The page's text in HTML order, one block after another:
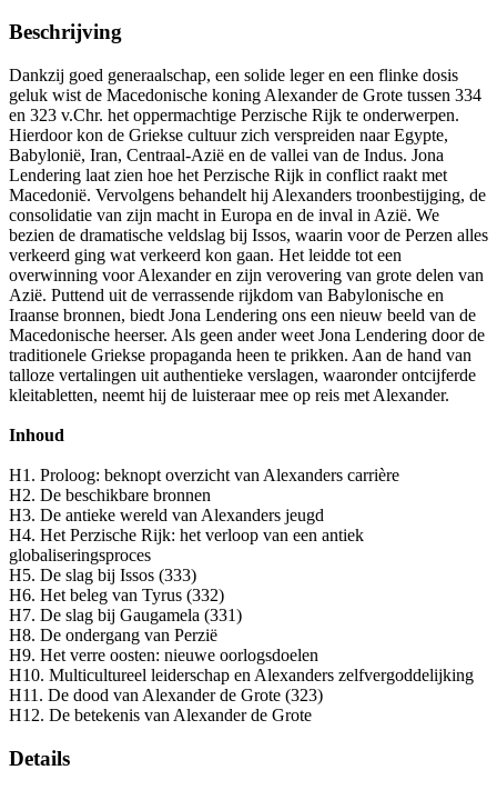
Beschrijving
Dankzij goed generaalschap, een solide leger en een flinke dosis
geluk wist de Macedonische koning Alexander de Grote tussen 334
en 323 v.Chr. het oppermachtige Perzische Rijk te onderwerpen.
Hierdoor kon de Griekse cultuur zich verspreiden naar Egypte,
Babylonië, Iran, Centraal-Azië en de vallei van de Indus. Jona
Lendering laat zien hoe het Perzische Rijk in conflict raakt met
Macedonië. Vervolgens behandelt hij Alexanders troonbestijging, de
consolidatie van zijn macht in Europa en de inval in Azië. We
bezien de dramatische veldslag bij Issos, waarin voor de Perzen alles
verkeerd ging wat verkeerd kon gaan. Het leidde tot een
overwinning voor Alexander en zijn verovering van grote delen van
Azië. Puttend uit de verrassende rijkdom van Babylonische en
Iraanse bronnen, biedt Jona Lendering ons een nieuw beeld van de
Macedonische heerser. Als geen ander weet Jona Lendering door de
traditionele Griekse propaganda heen te prikken. Aan de hand van
talloze vertalingen uit authentieke verslagen, waaronder ontcijferde
kleitabletten, neemt hij de luisteraar mee op reis met Alexander.
Inhoud
H1. Proloog: beknopt overzicht van Alexanders carrière
H2. De beschikbare bronnen
H3. De antieke wereld van Alexanders jeugd
H4. Het Perzische Rijk: het verloop van een antiek
globaliseringsproces
H5. De slag bij Issos (333)
H6. Het beleg van Tyrus (332)
H7. De slag bij Gaugamela (331)
H8. De ondergang van Perzië
H9. Het verre oosten: nieuwe oorlogsdoelen
H10. Multicultureel leiderschap en Alexanders zelfvergoddelijking
H11. De dood van Alexander de Grote (323)
H12. De betekenis van Alexander de Grote
Details